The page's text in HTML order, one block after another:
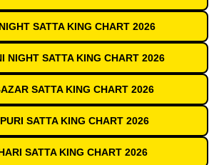
SATTA KING CHART 2026
NIGHT SATTA KING CHART 2026
SATTA KING CHART 2026
SATTA KING CHART 2026
SATTA KING CHART 2026